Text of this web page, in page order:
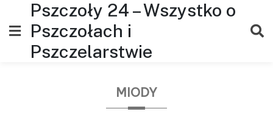
content
Pszczoły 24 – Wszystko o
Pszczołach i
Pszczelarstwie
MIODY